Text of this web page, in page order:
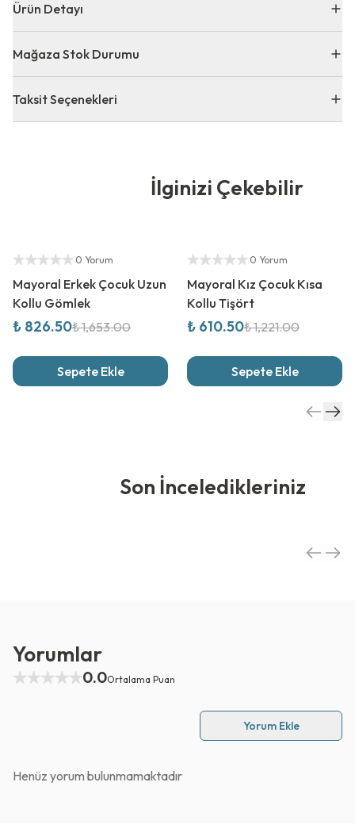
Ürün Detayı
Mağaza Stok Durumu
Taksit Seçenekleri
İlginizi Çekebilir
Yetkili Satıcı
0 Yorum
Mayoral Erkek Çocuk Uzun
Kollu Gömlek
₺ 826.50₺ 1,653.00
Sepete Ekle
Yetkili Satıcı
0 Yorum
Mayoral Kız Çocuk Kısa
Kollu Tişört
₺ 610.50₺ 1,221.00
Sepete Ekle
Son İnceledikleriniz
Yorumlar
0.0Ortalama Puan
Yorum Ekle
Henüz yorum bulunmamaktadır